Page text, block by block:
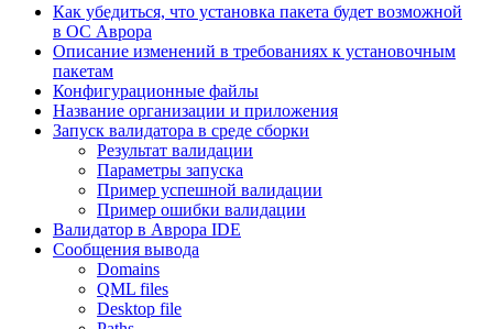
Как убедиться, что установка пакета будет возможной
в ОС Аврора
Описание изменений в требованиях к установочным
пакетам
Конфигурационные файлы
Название организации и приложения
Запуск валидатора в среде сборки
Результат валидации
Параметры запуска
Пример успешной валидации
Пример ошибки валидации
Валидатор в Аврора IDE
Сообщения вывода
Domains
QML files
Desktop file